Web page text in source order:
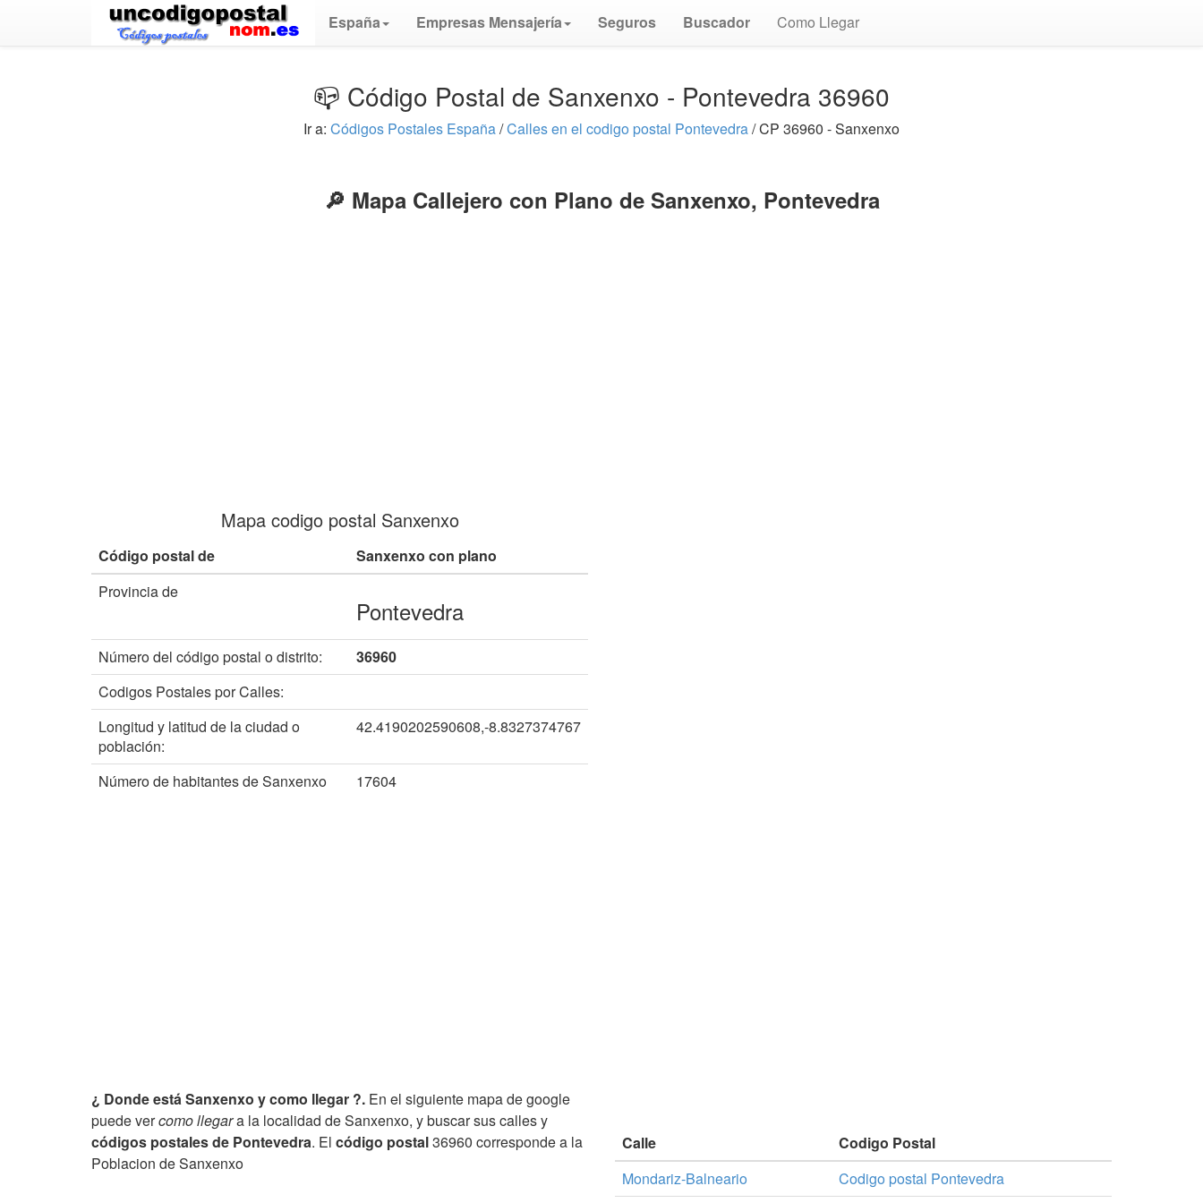
España Empresas Mensajería Seguros Buscador Como Llegar
📪 Código Postal de Sanxenxo - Pontevedra 36960
Ir a: Códigos Postales España/Calles en el codigo postal Pontevedra/ CP 36960 - Sanxenxo
🔎 Mapa Callejero con Plano de Sanxenxo, Pontevedra
Mapa codigo postal Sanxenxo
Código postal de
Sanxenxo con plano
Provincia de
Pontevedra
Número del código postal o distrito:
36960
Codigos Postales por Calles:
Longitud y latitud de la ciudad o
población:
42.4190202590608,-8.8327374767
Número de habitantes de Sanxenxo 17604
¿ Donde está Sanxenxo y como llegar ?. En el siguiente mapa de google
puede vercomo llegara la localidad de Sanxenxo, y buscar sus calles y
códigos postales de Pontevedra. El código postal36960 corresponde a la
Poblacion de Sanxenxo
Calle
Codigo Postal
Mondariz-Balneario
Codigo postal Pontevedra